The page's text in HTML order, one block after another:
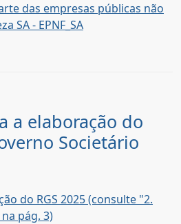
das empresas públicas não
SA - EPNF_SA
a elaboração do
Societário
do RGS 2025 (consulte "2.
pág. 3)